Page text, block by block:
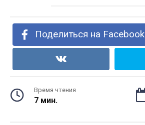
Поделиться на Facebook
Время чтения
7 мин.